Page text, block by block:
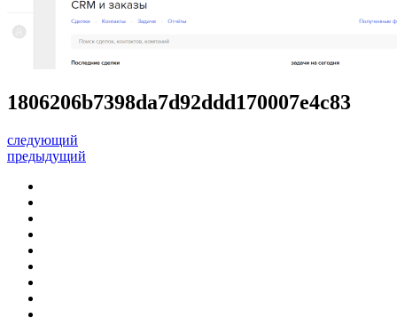
1806206b7398da7d92ddd170007e4c83
следующий
предыдущий